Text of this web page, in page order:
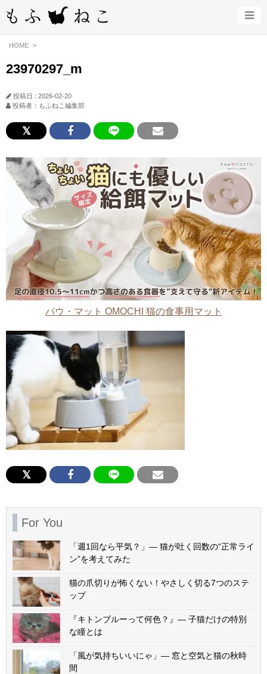
HOME
23970297_m
投稿日 : 2026-02-20
投稿者：もふねこ編集部
パウ・マット OMOCHI 猫の食事用マット
For You
「週1回なら平気？」— 猫が吐く回数の“正常ライ
ン”を考えてみた
猫の爪切りが怖くない！やさしく切る7つのステ
ップ
『キトンブルーって何色？』— 子猫だけの特別
な瞳とは
「風が気持ちいいにゃ」— 窓と空気と猫の秋時
間